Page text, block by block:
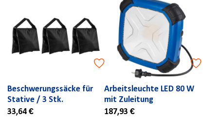
Beschwerungssäcke für
Stative / 3 Stk.
33,64 €
Arbeitsleuchte LED 80 W
mit Zuleitung
187,93 €